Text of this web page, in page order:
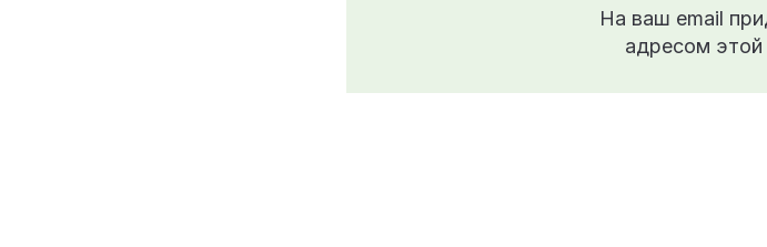
На ваш email
адресом этой